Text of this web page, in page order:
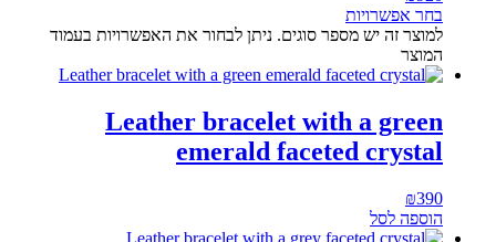
בחר אפשרויות
למוצר זה יש מספר סוגים. ניתן לבחור את האפשרויות בעמוד
המוצר
Leather bracelet with a green
emerald faceted crystal
₪390
הוספה לסל